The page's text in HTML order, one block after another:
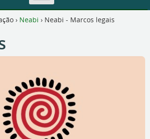
› Neabi › Neabi - Marcos legais